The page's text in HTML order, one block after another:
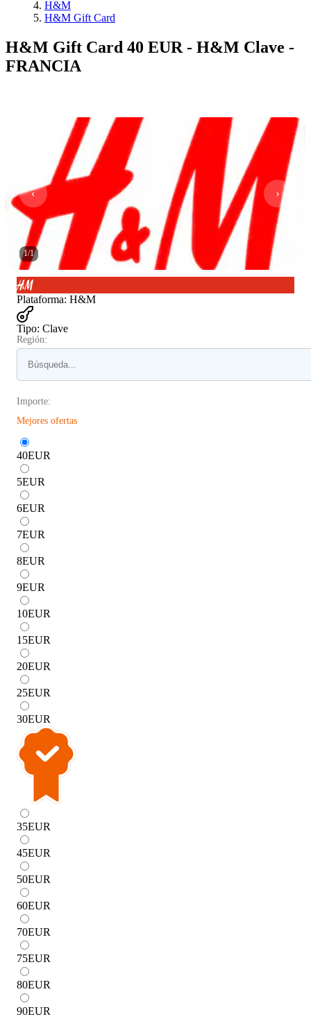
H&M
H&M Gift Card
H&M Gift Card 40 EUR - H&M Clave -
FRANCIA
1/1
Plataforma: H&M
Tipo: Clave
Región:
Importe:
Mejores ofertas
40EUR
5EUR
6EUR
7EUR
8EUR
9EUR
10EUR
15EUR
20EUR
25EUR
30EUR
35EUR
45EUR
50EUR
60EUR
70EUR
75EUR
80EUR
90EUR